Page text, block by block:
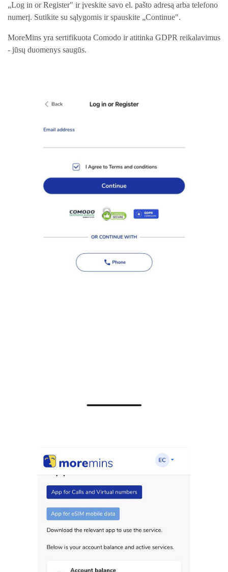
„Log in or Register" ir įveskite savo el. pašto adresą arba telefono
numerį. Sutikite su sąlygomis ir spauskite „Continue".
MoreMins yra sertifikuota Comodo ir atitinka GDPR reikalavimus
- jūsų duomenys saugūs.